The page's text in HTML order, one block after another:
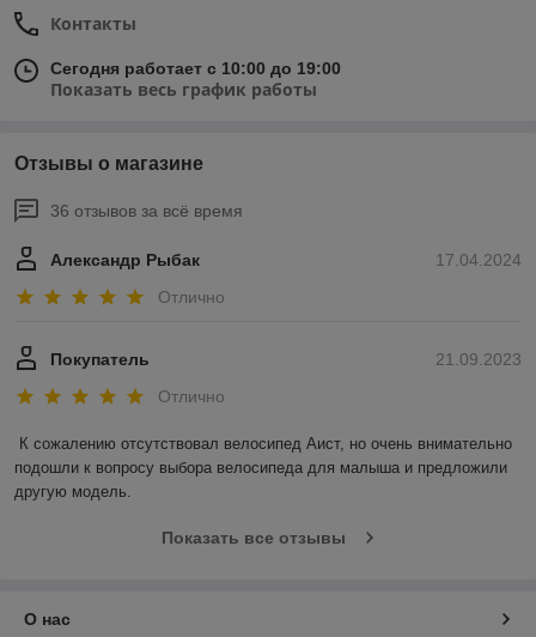
Контакты
Сегодня работает с 10:00 до 19:00
Показать весь график работы
Отзывы о магазине
36 отзывов за всё время
17.04.2024
Александр Рыбак
Отлично
21.09.2023
Покупатель
Отлично
К сожалению отсутствовал велосипед Аист, но очень внимательно
подошли к вопросу выбора велосипеда для малыша и предложили
другую модель.
Показать все отзывы
О нас